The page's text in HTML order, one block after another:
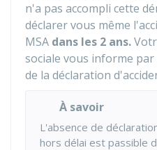
n'a pas accompli cette
déclarer vous même
MSA dans les 2 ans.
sociale vous informe
de la déclaration
À savoir
L'absence de
hors délai est passible